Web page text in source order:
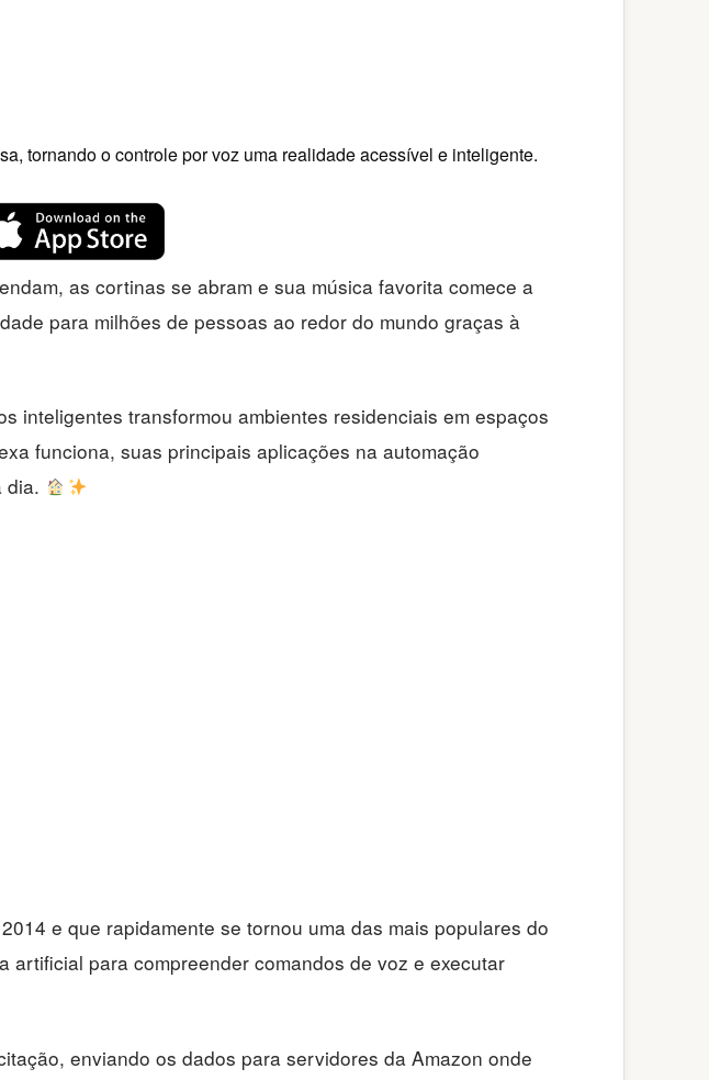
tornando o controle por voz uma realidade acessível e inteligente.
as cortinas se abram e sua música favorita comece a
para milhões de pessoas ao redor do mundo graças à
inteligentes transformou ambientes residenciais em espaços
funciona, suas principais aplicações na automação
dia.
e que rapidamente se tornou uma das mais populares do
para compreender comandos de voz e executar
enviando os dados para servidores da Amazon onde